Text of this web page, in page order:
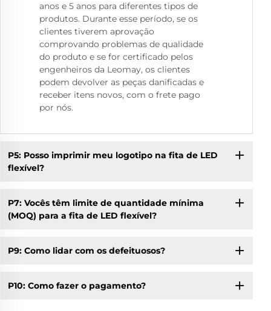
anos e 5 anos para diferentes tipos de
produtos. Durante esse período, se os
clientes tiverem aprovação
comprovando problemas de qualidade
do produto e se for certificado pelos
engenheiros da Leomay, os clientes
podem devolver as peças danificadas e
receber itens novos, com o frete pago
por nós.
P5: Posso imprimir meu logotipo na fita de LED
flexível?
P7: Vocês têm limite de quantidade mínima
(MOQ) para a fita de LED flexível?
P9: Como lidar com os defeituosos?
P10: Como fazer o pagamento?